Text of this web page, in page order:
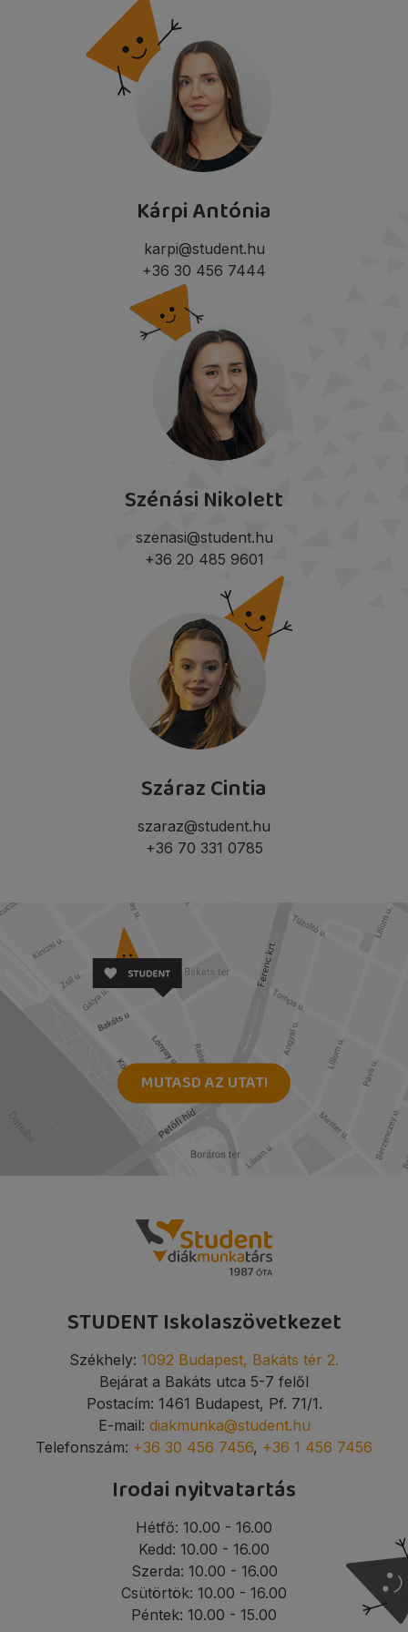
Kárpi Antónia
karpi@student.hu
+36 30 456 7444
Szénási Nikolett
szenasi@student.hu
+36 20 485 9601
Száraz Cintia
szaraz@student.hu
+36 70 331 0785
MUTASD AZ UTAT!
STUDENT Iskolaszövetkezet
Székhely: 1092 Budapest, Bakáts tér 2.
Bejárat a Bakáts utca 5-7 felől
Postacím: 1461 Budapest, Pf. 71/1.
E-mail: diakmunka@student.hu
Telefonszám: +36 30 456 7456, +36 1 456 7456
Irodai nyitvatartás
Hétfő: 10.00 - 16.00
Kedd: 10.00 - 16.00
Szerda: 10.00 - 16.00
Csütörtök: 10.00 - 16.00
Péntek: 10.00 - 15.00